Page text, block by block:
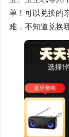
单！可以兑换的
难，不知道兑换